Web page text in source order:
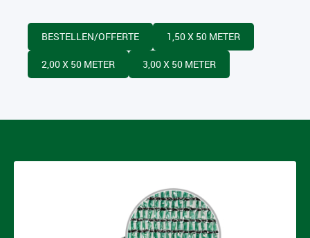
BESTELLEN/OFFERTE 1,50 X 50 METER
2,00 X 50 METER 3,00 X 50 METER